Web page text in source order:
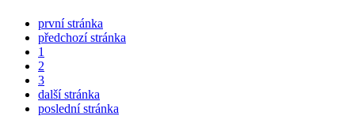
první stránka
předchozí stránka
1
2
3
další stránka
poslední stránka